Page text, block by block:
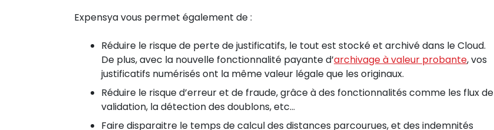
Expensya vous permet également de :
Réduire le risque de perte de justificatifs, le tout est stocké et archivé dans le Cloud.
De plus, avec la nouvelle fonctionnalité payante d’archivage à valeur probante, vos
justificatifs numérisés ont la même valeur légale que les originaux.
Réduire le risque d’erreur et de fraude, grâce à des fonctionnalités comme les flux de
validation, la détection des doublons, etc…
Faire disparaitre le temps de calcul des distances parcourues, et des indemnités